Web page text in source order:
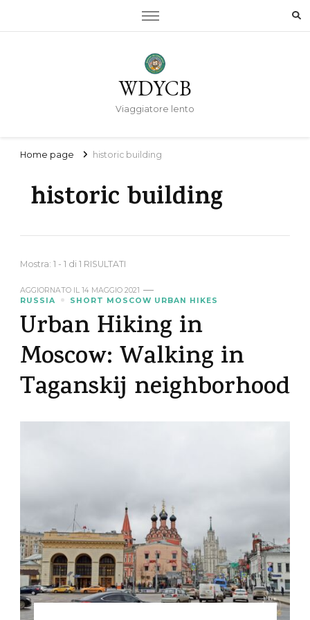
WDYCB
Viaggiatore lento
Home page historic building
historic building
Mostra: 1 - 1 di 1 RISULTATI
AGGIORNATO IL 14 MAGGIO 2021
RUSSIA
SHORT MOSCOW URBAN HIKES
Urban Hiking in
Moscow: Walking in
Taganskij neighborhood